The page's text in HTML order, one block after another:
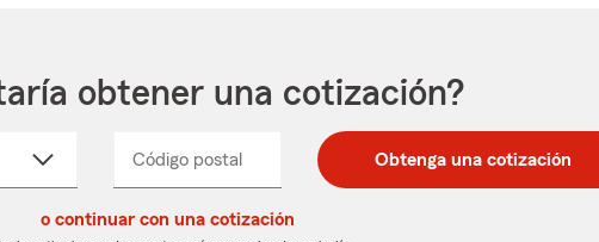
obtener una cotización?
Código postal
postal
postal
_____ Obtenga una cotización
o continuar con una cotización